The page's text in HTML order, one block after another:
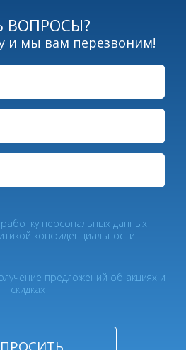
ВОПРОСЫ?
и мы вам перезвоним!
персональных данных
конфиденциальности
предложений об акциях и
скидках